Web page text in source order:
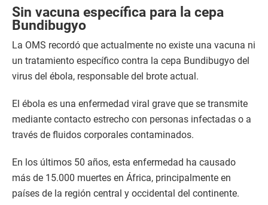
Sin vacuna específica para la cepa
Bundibugyo
La OMS recordó que actualmente no existe una vacuna ni
un tratamiento específico contra la cepa Bundibugyo del
virus del ébola, responsable del brote actual.
El ébola es una enfermedad viral grave que se transmite
mediante contacto estrecho con personas infectadas o a
través de fluidos corporales contaminados.
En los últimos 50 años, esta enfermedad ha causado
más de 15.000 muertes en África, principalmente en
países de la región central y occidental del continente.